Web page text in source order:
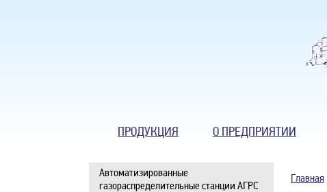
ПРОДУКЦИЯ О ПРЕДПРИЯТИИ
Автоматизированные
газораспределительные станции АГРС
Главная